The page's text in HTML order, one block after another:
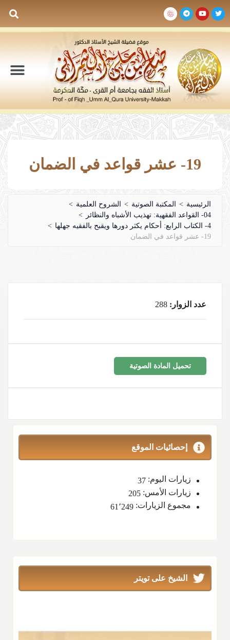
19- عشر قواعد في الضمان
الرئيسية > المكتبة الصوتية > الشروح العلمية >
04- القواعد الفقهية: تهذيب الأشباه والنظائر
>
4- الكتاب الرابع: أحكام يكثر دورها ويقبح بالفقيه جهلها
>
19- عشر قواعد في الضمان
عدد الزوار: 288
تحميل المادة الصوتية
إحصائيات الموقع
زيارات اليوم: 37
زيارات الأمس: 205
مجموع الزيارات: 61٬249
الشيخ على تويتر